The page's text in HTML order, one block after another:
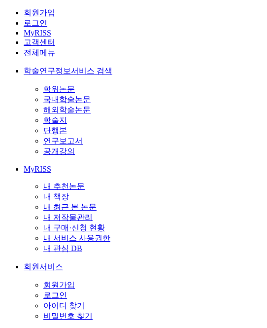
회원가입
로그인
MyRISS
고객센터
전체메뉴
학술연구정보서비스 검색
학위논문
국내학술논문
해외학술논문
학술지
단행본
연구보고서
공개강의
MyRISS
내 추천논문
내 책장
내 최근 본 논문
내 저작물관리
내 구매·신청 현황
내 서비스 사용권한
내 관심 DB
회원서비스
회원가입
로그인
아이디 찾기
비밀번호 찾기